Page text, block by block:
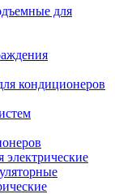
для
кондиционеров